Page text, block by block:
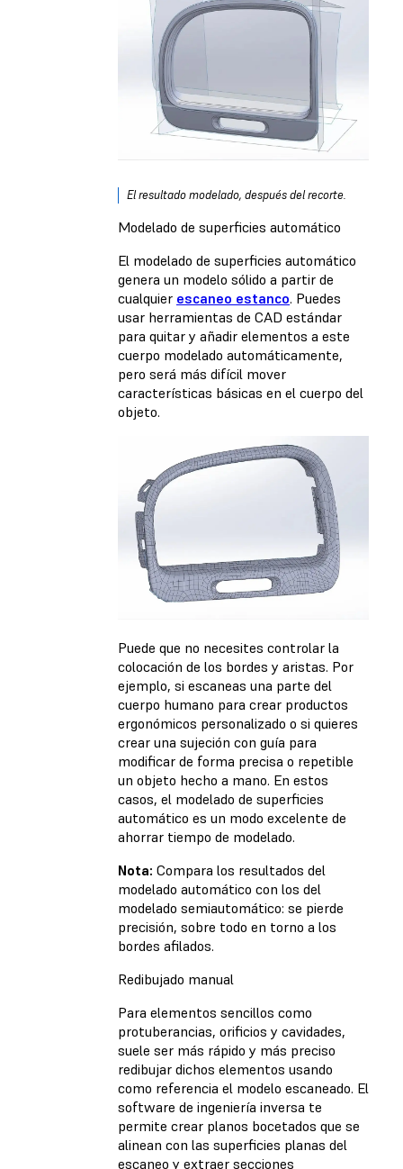
El resultado modelado, después del recorte.
Modelado de superficies automático
El modelado de superficies automático
genera un modelo sólido a partir de
cualquier escaneo estanco. Puedes
usar herramientas de CAD estándar
para quitar y añadir elementos a este
cuerpo modelado automáticamente,
pero será más difícil mover
características básicas en el cuerpo del
objeto.
Puede que no necesites controlar la
colocación de los bordes y aristas. Por
ejemplo, si escaneas una parte del
cuerpo humano para crear productos
ergonómicos personalizado o si quieres
crear una sujeción con guía para
modificar de forma precisa o repetible
un objeto hecho a mano. En estos
casos, el modelado de superficies
automático es un modo excelente de
ahorrar tiempo de modelado.
Nota: Compara los resultados del
modelado automático con los del
modelado semiautomático: se pierde
precisión, sobre todo en torno a los
bordes afilados.
Redibujado manual
Para elementos sencillos como
protuberancias, orificios y cavidades,
suele ser más rápido y más preciso
redibujar dichos elementos usando
como referencia el modelo escaneado. El
software de ingeniería inversa te
permite crear planos bocetados que se
alinean con las superficies planas del
escaneo y extraer secciones